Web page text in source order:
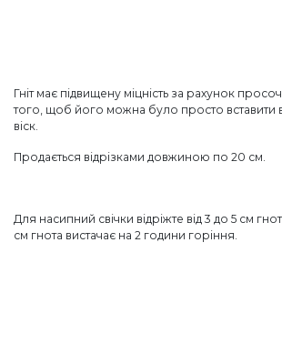
Гніт має підвищену міцність за рахунок
того, щоб його можна було просто вставити
віск.
Продається відрізками довжиною по 20 см.
Для насипний свічки відріжте від 3 до 5 см
см гнота вистачає на 2 години горіння.